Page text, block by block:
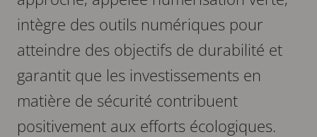
intègre des outils numériques pour
atteindre des objectifs de durabilité et
garantit que les investissements en
matière de sécurité contribuent
positivement aux efforts écologiques.